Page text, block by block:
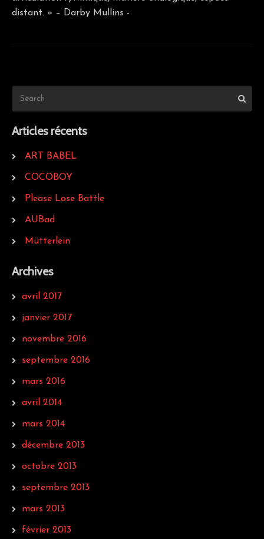
distant. » – Darby Mullins -
Articles récents
ART BABEL
COCOBOY
Please Lose Battle
AUBad
Mütterlein
Archives
avril 2017
janvier 2017
novembre 2016
septembre 2016
mars 2016
avril 2014
mars 2014
décembre 2013
octobre 2013
septembre 2013
mars 2013
février 2013